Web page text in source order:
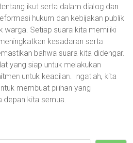
ikut serta dalam dialog dan
hukum dan kebijakan publik
warga. Setiap suara kita memiliki
kesadaran serta
bahwa suara kita didengar.
yang siap untuk melakukan
untuk keadilan. Ingatlah, kita
membuat pilihan yang
depan kita semua.